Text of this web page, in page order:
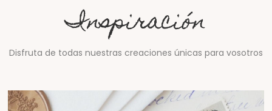
Inspiración
Disfruta de todas nuestras creaciones únicas para vosotros